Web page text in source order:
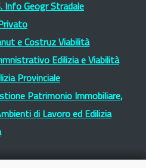
Info Geogr Stradale
e Costruz Viabilità
Edilizia e Viabilità
Provinciale
Patrimonio Immobiliare,
di Lavoro ed Edilizia